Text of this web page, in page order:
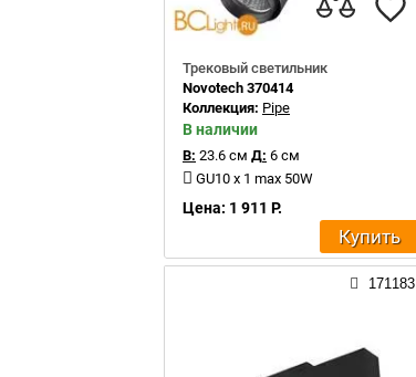
Трековый светильник
Novotech 370414
Коллекция: Pipe
В наличии
В: 23.6 см Д: 6 см
GU10 x 1 max 50W
Цена: 1 911 Р.
Купить
171183